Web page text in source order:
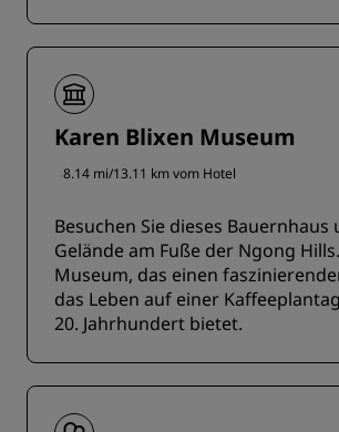
Karen Blixen Museum
8.14 mi/13.11 km vom Hotel
Besuchen Sie dieses Bauernhaus
Gelände am Fuße der Ngong
Museum, das einen
das Leben auf einer
20. Jahrhundert bietet.